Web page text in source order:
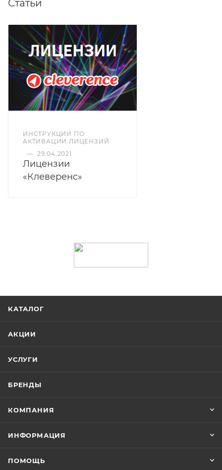
Статьи
ИНСТРУКЦИИ ПО
АКТИВАЦИИ ЛИЦЕНЗИЙ
— 29.04.2021
Лицензии
«Клеверенс»
КАТАЛОГ
АКЦИИ
УСЛУГИ
БРЕНДЫ
КОМПАНИЯ
ИНФОРМАЦИЯ
ПОМОЩЬ